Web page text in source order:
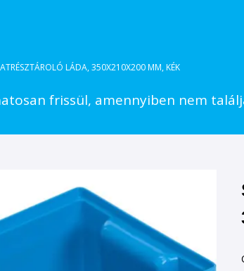
LÁDA, 350X210X200 MM, KÉK
frissül, amennyiben nem